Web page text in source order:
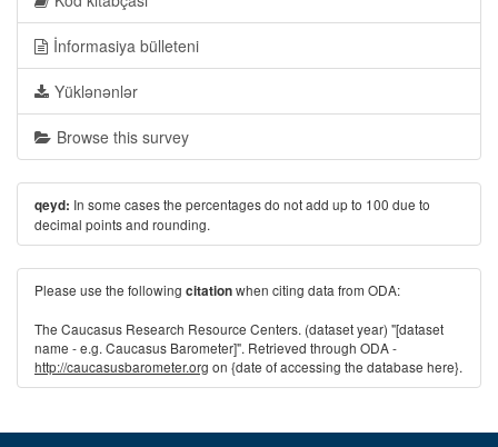
İnformasiya bülleteni
Yüklənənlər
Browse this survey
qeyd: In some cases the percentages do not add up to 100 due to
decimal points and rounding.
Please use the following citationwhen citing data from ODA:
The Caucasus Research Resource Centers. (dataset year) "[dataset
name - e.g. Caucasus Barometer]". Retrieved through ODA -
http://caucasusbarometer.org on {date of accessing the database here}.